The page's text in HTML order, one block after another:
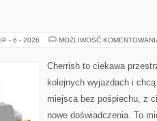
- 6 - 2026 MOŻLIWOŚĆ
Cherrish to ciekawa
kolejnych wyjazdach i
miejsca bez pośpiechu, z
nowe doświadczenia. To